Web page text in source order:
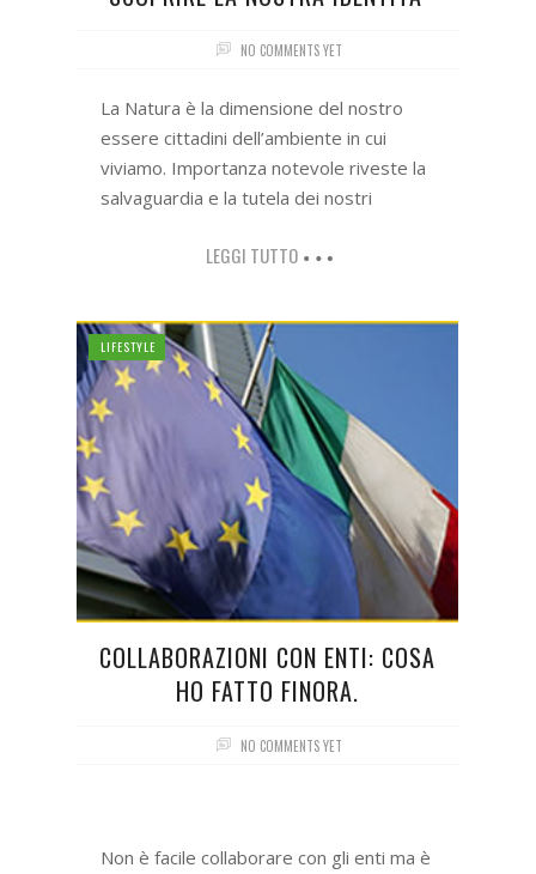
NO COMMENTS YET
La Natura è la dimensione del nostro
essere cittadini dell’ambiente in cui
viviamo. Importanza notevole riveste la
salvaguardia e la tutela dei nostri
LEGGI TUTTO
LIFESTYLE
COLLABORAZIONI CON ENTI: COSA
HO FATTO FINORA.
NO COMMENTS YET
Non è facile collaborare con gli enti ma è